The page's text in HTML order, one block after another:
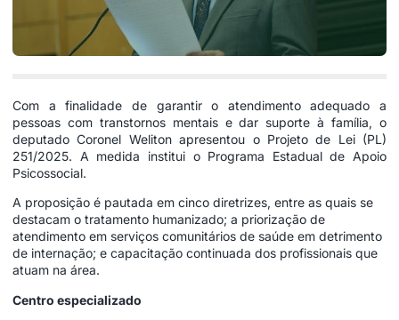
Com a finalidade de garantir o atendimento adequado a
pessoas com transtornos mentais e dar suporte à família, o
deputado Coronel Weliton apresentou o Projeto de Lei (PL)
251/2025. A medida institui o Programa Estadual de Apoio
Psicossocial.
A proposição é pautada em cinco diretrizes, entre as quais se
destacam o tratamento humanizado; a priorização de
atendimento em serviços comunitários de saúde em detrimento
de internação; e capacitação continuada dos profissionais que
atuam na área.
Centro especializado